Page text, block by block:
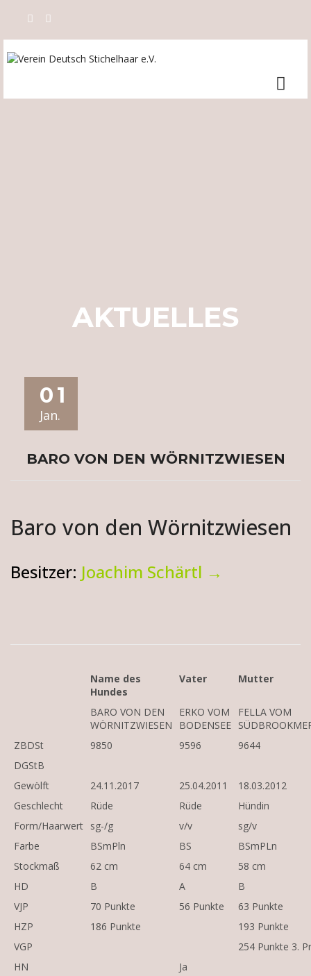
AKTUELLES
01
Jan.
BARO VON DEN WÖRNITZWIESEN
Baro von den Wörnitzwiesen
Besitzer: Joachim Schärtl →
Name des
Hundes
Vater Mutter
BARO VON DEN
WÖRNITZWIESEN
ERKO VOM
BODENSEE
FELLA VOM
ZBDSt
9850 9596
9644
DGStB
Gewölft
24.11.2017 25.04.2011
18.03.2012
Geschlecht
Rüde Rüde
Hündin
Form/Haarwert sg-/g v/v
sg/v
Farbe
BSmPln BS
BSmPLn
Stockmaß
62 cm 64 cm
58 cm
HD
B A
B
VJP
70 Punkte 56 Punkte
63 Punkte
HZP
186 Punkte
193 Punkte
VGP
254 Punkte 3.
HN
Ja